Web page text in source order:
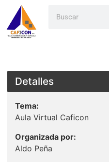
Detalles
Tema:
Aula Virtual Caficon
Organizada por:
Aldo Peña